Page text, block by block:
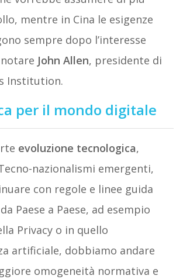
mentre in Cina le esigenze
sempre dopo l’interesse
John Allen, presidente di
Institution.
per il mondo digitale
evoluzione tecnologica,
nazionalismi emergenti,
con regole e linee guida
Paese a Paese, ad esempio
Privacy o in quello
artificiale, dobbiamo andare
omogeneità normativa e